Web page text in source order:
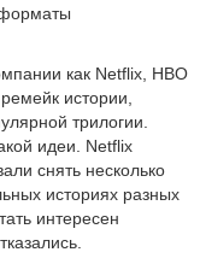
форматы
как Netflix, HBO
истории,
трилогии.
идеи. Netflix
снять несколько
историях разных
интересен